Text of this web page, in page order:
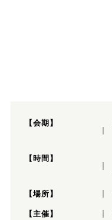
【会期】
【時間】
【場所】
【主催】